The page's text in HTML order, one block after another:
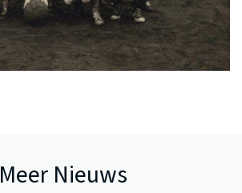
Meer Nieuws